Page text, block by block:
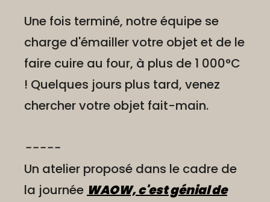
Une fois terminé, notre équipe se
charge d'émailler votre objet et de le
faire cuire au four, à plus de 1 000°C
! Quelques jours plus tard, venez
chercher votre objet fait-main.
-----
Un atelier proposé dans le cadre de
la journée WAOW, c'est génial de